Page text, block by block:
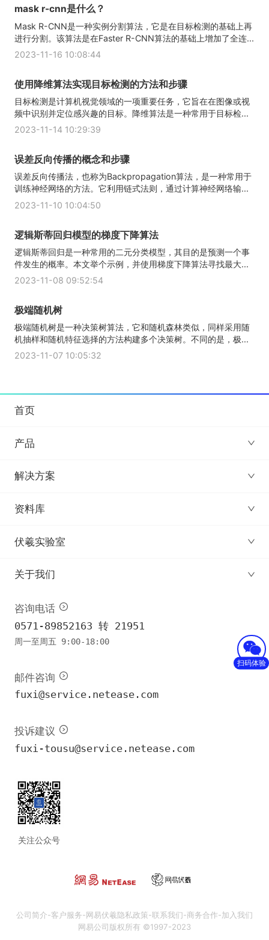
mask r-cnn是什么？
Mask R-CNN是一种实例分割算法，它是在目标检测的基础上再
进行分割。该算法是在Faster R-CNN算法的基础上增加了全连...
2023-11-16 10:08:44
使用降维算法实现目标检测的方法和步骤
目标检测是计算机视觉领域的一项重要任务，它旨在在图像或视
频中识别并定位感兴趣的目标。降维算法是一种常用于目标检...
2023-11-14 10:29:39
误差反向传播的概念和步骤
误差反向传播法，也称为Backpropagation算法，是一种常用于
训练神经网络的方法。它利用链式法则，通过计算神经网络输...
2023-11-10 10:04:50
逻辑斯蒂回归模型的梯度下降算法
逻辑斯蒂回归是一种常用的二元分类模型，其目的是预测一个事
件发生的概率。本文举个示例，并使用梯度下降算法寻找最大...
2023-11-08 09:52:54
极端随机树
极端随机树是一种决策树算法，它和随机森林类似，同样采用随
机抽样和随机特征选择的方法构建多个决策树。不同的是，极...
2023-11-07 10:05:32
首页
产品
解决方案
资料库
伏羲实验室
关于我们
咨询电话
0571-89852163 转 21951
周一至周五 9:00-18:00
邮件咨询
fuxi@service.netease.com
投诉建议
fuxi-tousu@service.netease.com
关注公众号
公司简介-客户服务-网易伏羲隐私政策-联系我们-商务合作-加入我们
网易公司版权所有 ©1997-2023
扫码体验